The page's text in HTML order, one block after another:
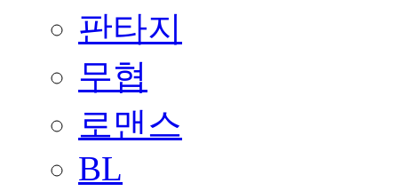
판타지
무협
로맨스
BL